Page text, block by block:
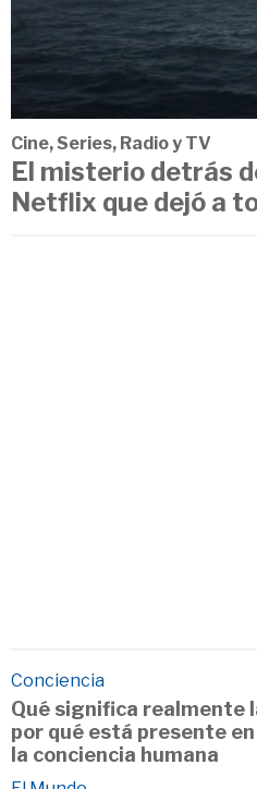
Cine, Series, Radio y TV
El misterio detrás
Netflix que dejó a
Conciencia
Qué significa realmente
por qué está presente
la conciencia humana